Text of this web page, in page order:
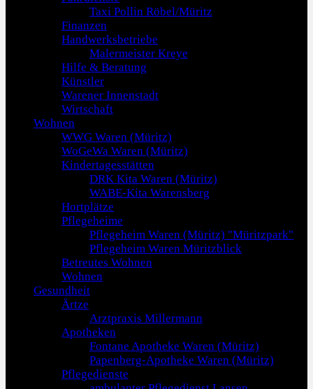
Taxi Pollin Röbel/Müritz
Finanzen
Handwerksbetriebe
Malermeister Kreye
Hilfe & Beratung
Künstler
Warener Innenstadt
Wirtschaft
Wohnen
WWG Waren (Müritz)
WoGeWa Waren (Müritz)
Kindertagesstätten
DRK Kita Waren (Müritz)
WABE-Kita Warensberg
Hortplätze
Pflegeheime
Pflegeheim Waren (Müritz) "Müritzpark"
Pflegeheim Waren Müritzblick
Betreutes Wohnen
Wohnen
Gesundheit
Ärtze
Arztpraxis Millermann
Apotheken
Fontane Apotheke Waren (Müritz)
Papenberg-Apotheke Waren (Müritz)
Pflegedienste